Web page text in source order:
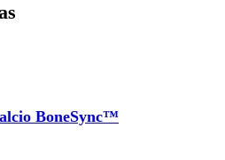
BoneSync™